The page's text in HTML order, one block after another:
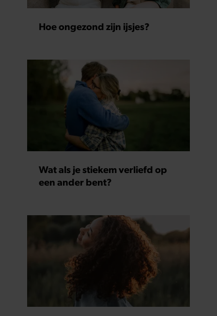
Hoe ongezond zijn ijsjes?
Wat als je stiekem verliefd op
een ander bent?